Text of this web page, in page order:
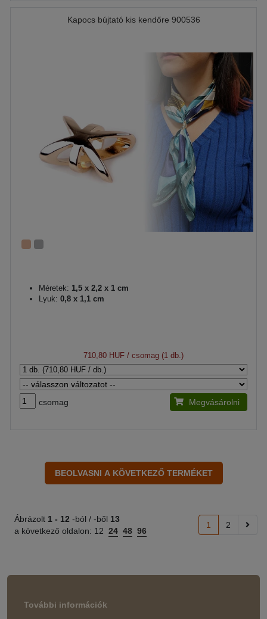
Kapocs bújtató kis kendőre 900536
Méretek: 1,5 x 2,2 x 1 cm
Lyuk: 0,8 x 1,1 cm
710,80 HUF / csomag (1 db.)
csomag Megvásárolni
Ábrázolt 1 - 12 -ból / -ből 13
a következő oldalon: 12 24 48 96
1 2
További információk